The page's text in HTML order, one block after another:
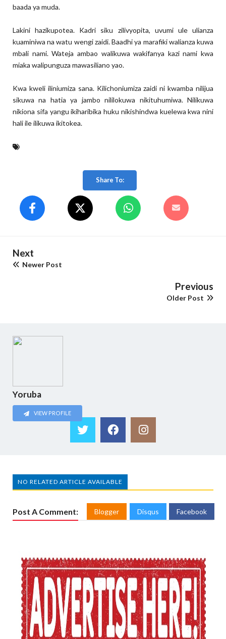
baada ya muda.
Lakini hazikupotea. Kadri siku zilivyopita, uvumi ule ulianza
kuaminiwa na watu wengi zaidi. Baadhi ya marafiki walianza kuwa
mbali nami. Wateja ambao walikuwa wakifanya kazi nami kwa
miaka walipunguza mawasiliano yao.
Kwa kweli iliniumiza sana. Kilichoniumiza zaidi ni kwamba nilijua
sikuwa na hatia ya jambo nililokuwa nikituhumiwa. Nilikuwa
nikiona sifa yangu ikiharibika huku nikishindwa kuelewa kwa nini
hali ile ilikuwa ikitokea.
Share To:
Next
Newer Post
Previous
Older Post
Yoruba
VIEW PROFILE
NO RELATED ARTICLE AVAILABLE
Post A Comment: Blogger Disqus Facebook